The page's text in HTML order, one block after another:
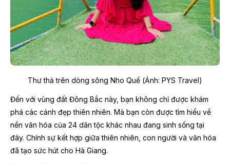
Thư thả trên dòng sông Nho Quế (Ảnh: PYS Travel)
Đến với vùng đất Đông Bắc này, bạn không chỉ được khám
phá các cảnh đẹp thiên nhiên. Mà bạn còn được tìm hiểu về
nền văn hóa của 24 dân tộc khác nhau đang sinh sống tại
đây. Chính sự kết hợp giữa thiên nhiên, con người và văn hóa
đã tạo sức hút cho Hà Giang.